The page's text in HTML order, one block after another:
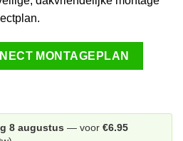
MONTAGEPLAN
8 augustus — voor €6.95